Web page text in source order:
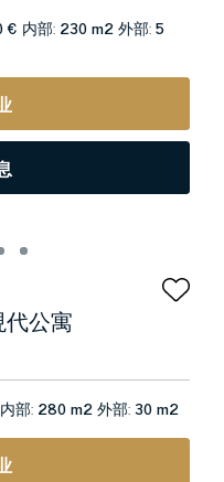
€ 内部: 230 m2外部:5
公寓
内部: 280 m2外部:30 m2